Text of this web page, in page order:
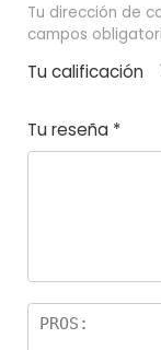
Tu dirección de
campos
Tu calificación
Tu reseña *